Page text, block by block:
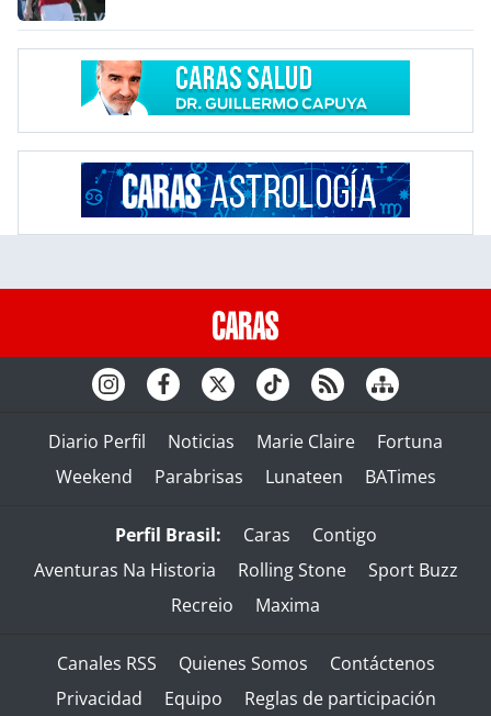
Diario Perfil Noticias Marie Claire
Fortuna
Weekend
Parabrisas Lunateen BATimes
Perfil Brasil: Caras
Contigo
Aventuras Na Historia
Rolling Stone
Sport Buzz
Recreio
Maxima
Canales RSS Quienes Somos
Contáctenos
Privacidad
Equipo Reglas de participación